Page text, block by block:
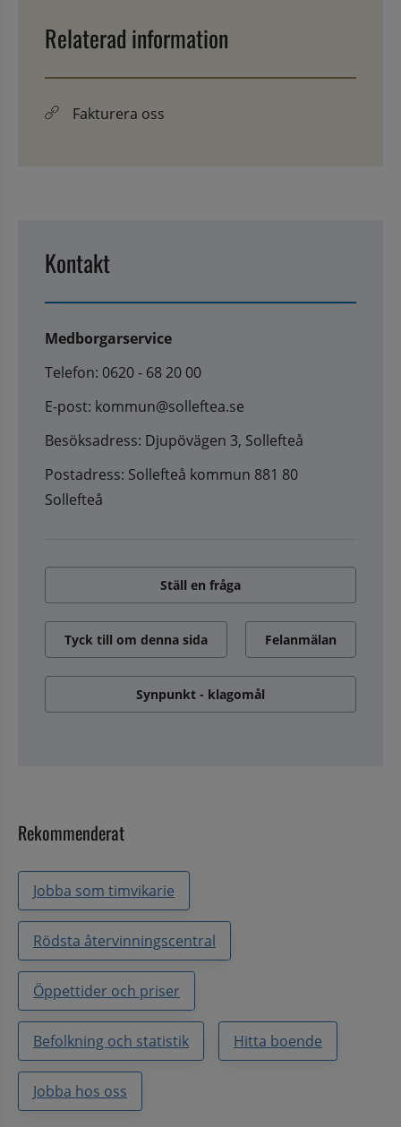
Relaterad information
Fakturera oss
Kontakt
Medborgarservice
Telefon: 0620 - 68 20 00
E-post: kommun@solleftea.se
Besöksadress: Djupövägen 3, Sollefteå
Postadress: Sollefteå kommun 881 80
Sollefteå
Ställ en fråga
Tyck till om denna sida Felanmälan
Synpunkt - klagomål
Rekommenderat
Jobba som timvikarie
Rödsta återvinningscentral
Öppettider och priser
Befolkning och statistik Hitta boende
Jobba hos oss